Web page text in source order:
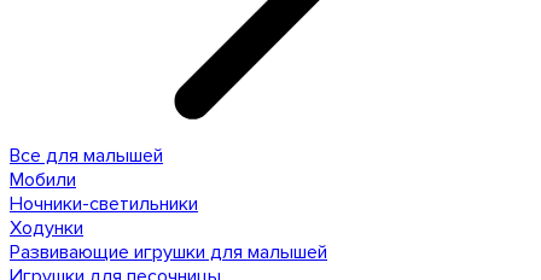
Все для малышей
Мобили
Ночники-светильники
Ходунки
Развивающие игрушки для малышей